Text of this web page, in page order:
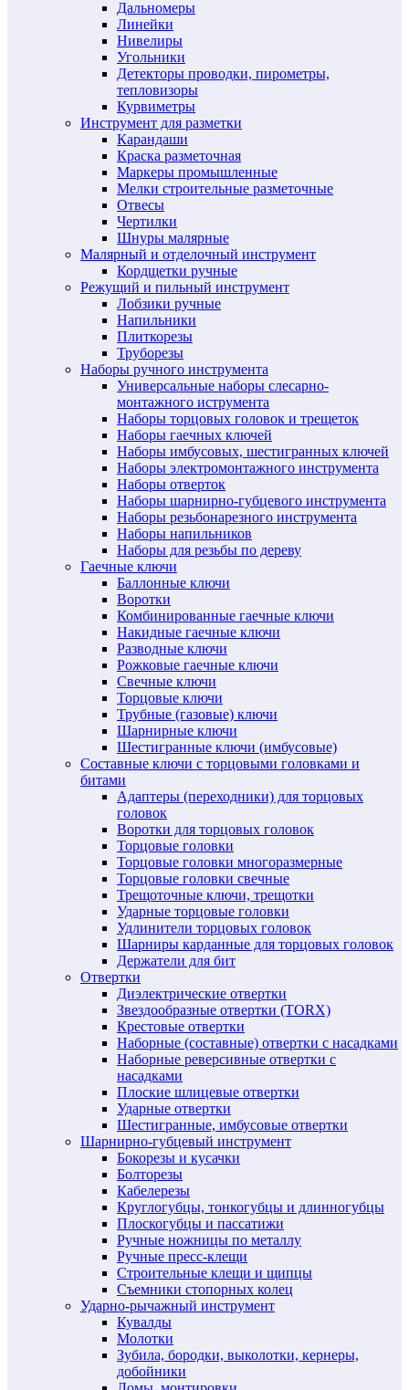
Дальномеры
Линейки
Нивелиры
Угольники
Детекторы проводки, пирометры,
тепловизоры
Курвиметры
Инструмент для разметки
Карандаши
Краска разметочная
Маркеры промышленные
Мелки строительные разметочные
Отвесы
Чертилки
Шнуры малярные
Малярный и отделочный инструмент
Кордщетки ручные
Режущий и пильный инструмент
Лобзики ручные
Напильники
Плиткорезы
Труборезы
Наборы ручного инструмента
Универсальные наборы слесарно-
монтажного иструмента
Наборы торцовых головок и трещеток
Наборы гаечных ключей
Наборы имбусовых, шестигранных ключей
Наборы электромонтажного инструмента
Наборы отверток
Наборы шарнирно-губцевого инструмента
Наборы резьбонарезного инструмента
Наборы напильников
Наборы для резьбы по дереву
Гаечные ключи
Баллонные ключи
Воротки
Комбинированные гаечные ключи
Накидные гаечные ключи
Разводные ключи
Рожковые гаечные ключи
Свечные ключи
Торцовые ключи
Трубные (газовые) ключи
Шарнирные ключи
Шестигранные ключи (имбусовые)
Составные ключи с торцовыми головками и
битами
Адаптеры (переходники) для торцовых
головок
Воротки для торцовых головок
Торцовые головки
Торцовые головки многоразмерные
Торцовые головки свечные
Трещоточные ключи, трещотки
Ударные торцовые головки
Удлинители торцовых головок
Шарниры карданные для торцовых головок
Держатели для бит
Отвертки
Диэлектрические отвертки
Звездообразные отвертки (TORX)
Крестовые отвертки
Наборные (составные) отвертки с насадками
Наборные реверсивные отвертки с
насадками
Плоские шлицевые отвертки
Ударные отвертки
Шестигранные, имбусовые отвертки
Шарнирно-губцевый инструмент
Бокорезы и кусачки
Болторезы
Кабелерезы
Круглогубцы, тонкогубцы и длинногубцы
Плоскогубцы и пассатижи
Ручные ножницы по металлу
Ручные пресс-клещи
Строительные клещи и щипцы
Съемники стопорных колец
Ударно-рычажный инструмент
Кувалды
Молотки
Зубила, бородки, выколотки, кернеры,
добойники